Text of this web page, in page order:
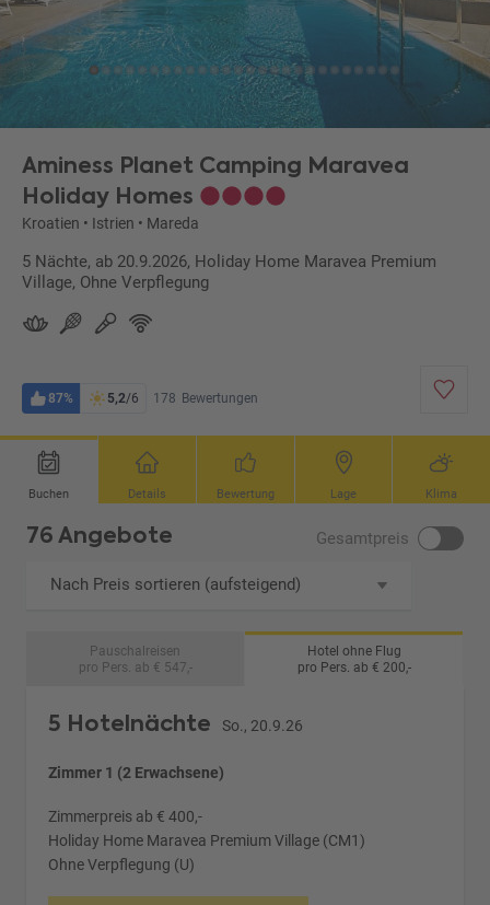
Aminess Planet Camping Maravea
Holiday Homes
Kroatien • Istrien • Mareda
5 Nächte, ab 20.9.2026, Holiday Home Maravea Premium
Village, Ohne Verpflegung
87% 5,2/6 178 Bewertungen
Buchen Details Bewertung Lage Klima
76 Angebote Gesamtpreis
Nach Preis sortieren (aufsteigend)
Pauschalreisen
pro Pers. ab € 547,-
Hotel ohne Flug
pro Pers. ab € 200,-
5 Hotelnächte So., 20.9.26
Zimmer 1 (2 Erwachsene)
Zimmerpreis ab € 400,-
Holiday Home Maravea Premium Village (CM1)
Ohne Verpflegung (U)